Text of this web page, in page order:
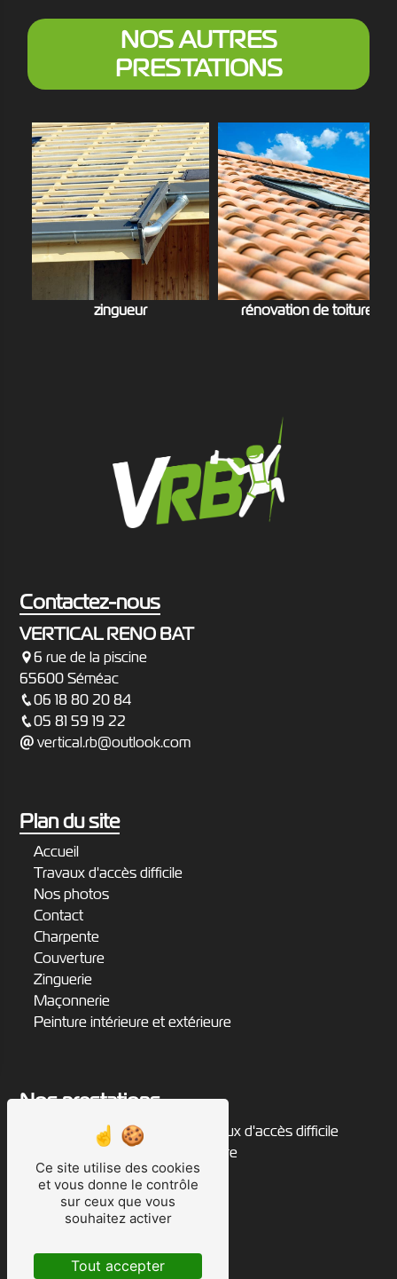
NOS AUTRES
PRESTATIONS
zingueur rénovation de toiture
Contactez-nous
VERTICAL RENO BAT
6 rue de la piscine
65600 Séméac
06 18 80 20 84
05 81 59 19 22
vertical.rb@outlook.com
Plan du site
Accueil
Travaux d'accès difficile
Nos photos
Contact
Charpente
Couverture
Zinguerie
Maçonnerie
Peinture intérieure et extérieure
Nos prestations
rénovation de toiture
charpentier
cordiste
peinture extérieure
maçon
travaux d'accès difficile
peintre
Ce site utilise des cookies
et vous donne le contrôle
sur ceux que vous
souhaitez activer
Tout accepter